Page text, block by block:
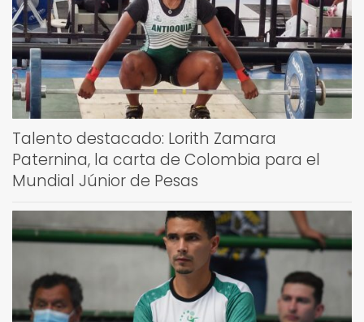
Talento destacado: Lorith Zamara
Paternina, la carta de Colombia para el
Mundial Júnior de Pesas